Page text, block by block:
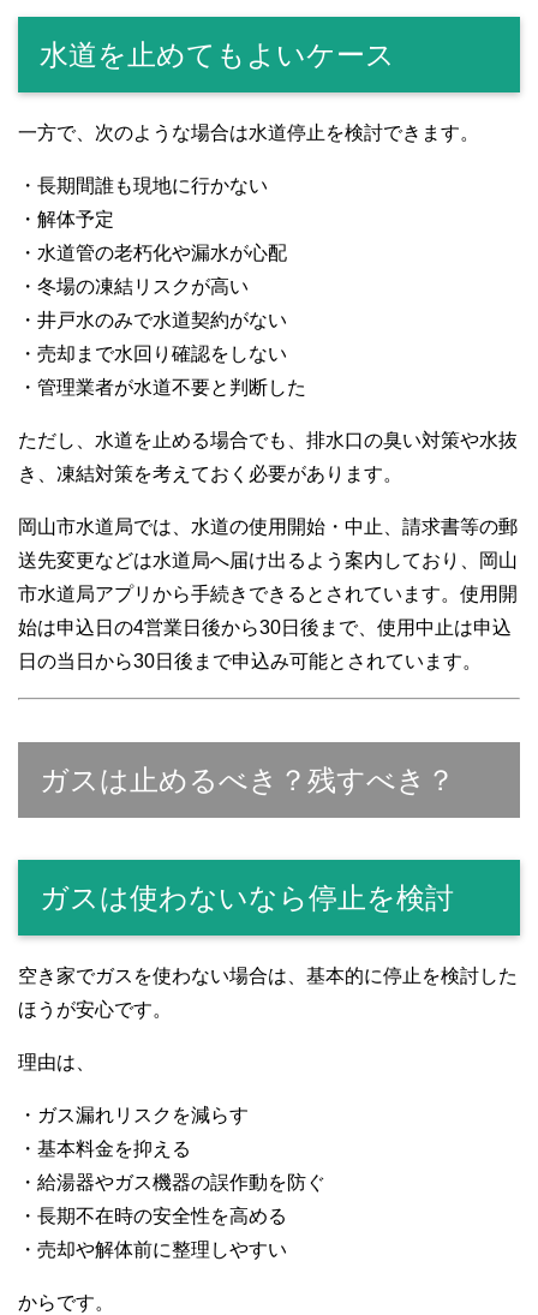
水道を止めてもよいケース
一方で、次のような場合は水道停止を検討できます。
・長期間誰も現地に行かない
・解体予定
・水道管の老朽化や漏水が心配
・冬場の凍結リスクが高い
・井戸水のみで水道契約がない
・売却まで水回り確認をしない
・管理業者が水道不要と判断した
ただし、水道を止める場合でも、排水口の臭い対策や水抜
き、凍結対策を考えておく必要があります。
岡山市水道局では、水道の使用開始・中止、請求書等の郵
送先変更などは水道局へ届け出るよう案内しており、岡山
市水道局アプリから手続きできるとされています。使用開
始は申込日の4営業日後から30日後まで、使用中止は申込
日の当日から30日後まで申込み可能とされています。
ガスは止めるべき？残すべき？
ガスは使わないなら停止を検討
空き家でガスを使わない場合は、基本的に停止を検討した
ほうが安心です。
理由は、
・ガス漏れリスクを減らす
・基本料金を抑える
・給湯器やガス機器の誤作動を防ぐ
・長期不在時の安全性を高める
・売却や解体前に整理しやすい
からです。